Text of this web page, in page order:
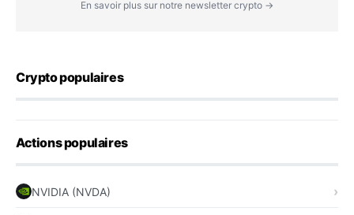
En savoir plus sur notre newsletter crypto →
Crypto populaires
Actions populaires
NVIDIA (NVDA)